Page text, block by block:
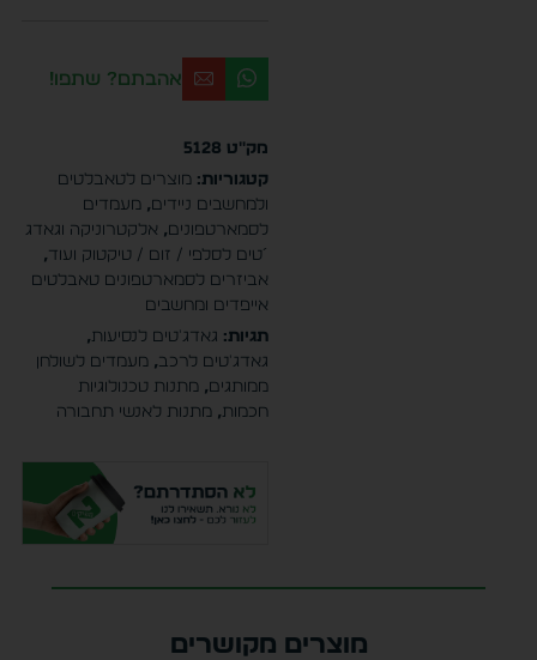
אהבתם? שתפו!
מק"ט 5128
קטגוריות: מוצרים לטאבלטים
ולמחשבים ניידים, מעמדים
לסמארטפונים, אלקטרוניקה וגאדג
´טים לסלפי / זום / טיקטוק ועוד,
אביזרים לסמארטפונים טאבלטים
אייפדים ומחשבים
תגיות: גאדג'טים לנסיעות,
גאדג'טים לרכב, מעמדים לשולחן
ממותגים, מתנות טכנולוגיות
חכמות, מתנות לאנשי תחבורה
מוצרים מקושרים